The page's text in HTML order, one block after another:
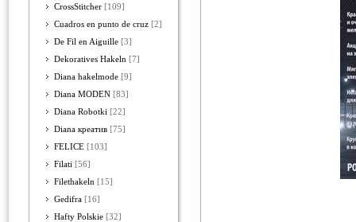
CrossStitcher [109]
Cuadros en punto de cruz [2]
De Fil en Aiguille [3]
Dekoratives Hakeln [7]
Diana hakelmode [9]
Diana MODEN [83]
Diana Robotki [22]
Diana креатив [75]
FELICE [103]
Filati [56]
Filethakeln [15]
Gedifra [16]
Hafty Polskie [32]